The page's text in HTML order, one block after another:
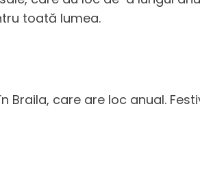
toată lumea.
care are loc anual.